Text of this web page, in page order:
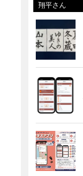
翔平さん